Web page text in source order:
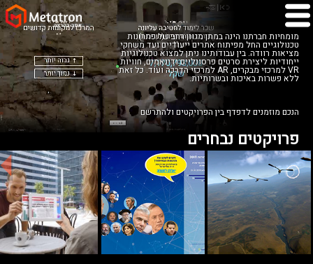
מומחיות חברתנו הינה במתן מגוון רחב של פתרונות
טכנולוגיים החל מפיתוח אתרים ייעודיים ועד משחקי
מציאות רוודה. בין עבודותינו ניתן למצוא טכנולוגיות
ייחודיות ליצירת סרטים פרסונליים ודינאמים, חוויות
VR למרכזי מבקרים, AR למרכזי הדרכה ועוד. כל זאת
ללא פשרות באיכות ובשרותיות.
הנכם מוזמנים לדפדף בין הפרויקטים ולהתרשם
פרויקטים נבחרים